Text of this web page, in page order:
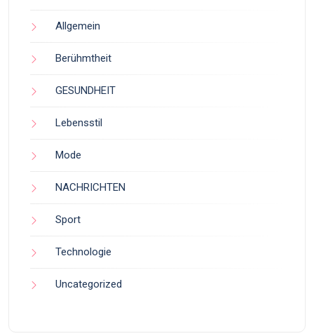
Allgemein
Berühmtheit
GESUNDHEIT
Lebensstil
Mode
NACHRICHTEN
Sport
Technologie
Uncategorized